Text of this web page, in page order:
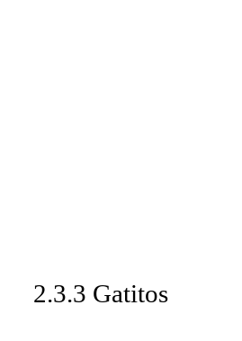
2.3.3 Gatitos